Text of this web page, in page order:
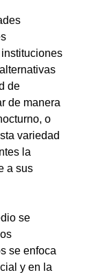
de
de manera
o
variedad
la
a sus
se
se enfoca
y en la